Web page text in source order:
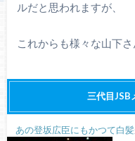
ルだと思われますが、
これからも様々な山下
三代目JSB
あの登坂広臣にもかつて白